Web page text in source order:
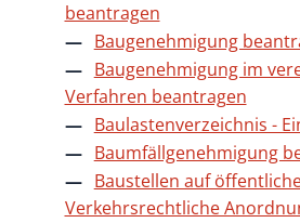
beantragen
Baugenehmigung
Baugenehmigung im
Verfahren beantragen
Baulastenverzeichnis -
Baumfällgenehmigung
Baustellen auf
Verkehrsrechtliche